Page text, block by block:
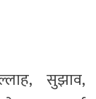
सुझाव,